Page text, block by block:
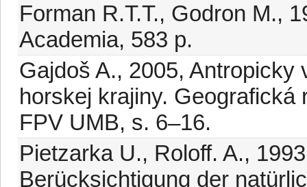
Forman R.T.T., Godron M.,
Academia, 583 p.
Gajdoš A., 2005,
horskej krajiny.
FPV UMB, s. 6–16.
Pietzarka U., Roloff. A.,
Berücksichtigung der